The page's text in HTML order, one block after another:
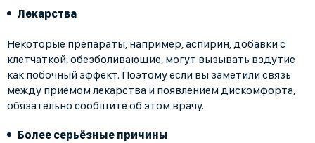
Лекарства
Некоторые препараты, например, аспирин, добавки с
клетчаткой, обезболивающие, могут вызывать вздутие
как побочный эффект. Поэтому если вы заметили связь
между приёмом лекарства и появлением дискомфорта,
обязательно сообщите об этом врачу.
Более серьёзные причины